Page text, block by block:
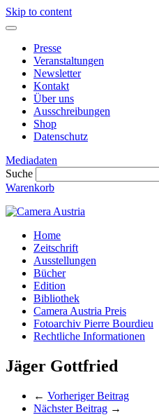
Skip to content
Presse
Veranstaltungen
Newsletter
Kontakt
Über uns
Ausschreibungen
Shop
Datenschutz
Mediadaten
Suche
Warenkorb
Home
Zeitschrift
Ausstellungen
Bücher
Edition
Bibliothek
Camera Austria Preis
Fotoarchiv Pierre Bourdieu
Rechtliche Informationen
Jäger Gottfried
← Vorheriger Beitrag
Nächster Beitrag →